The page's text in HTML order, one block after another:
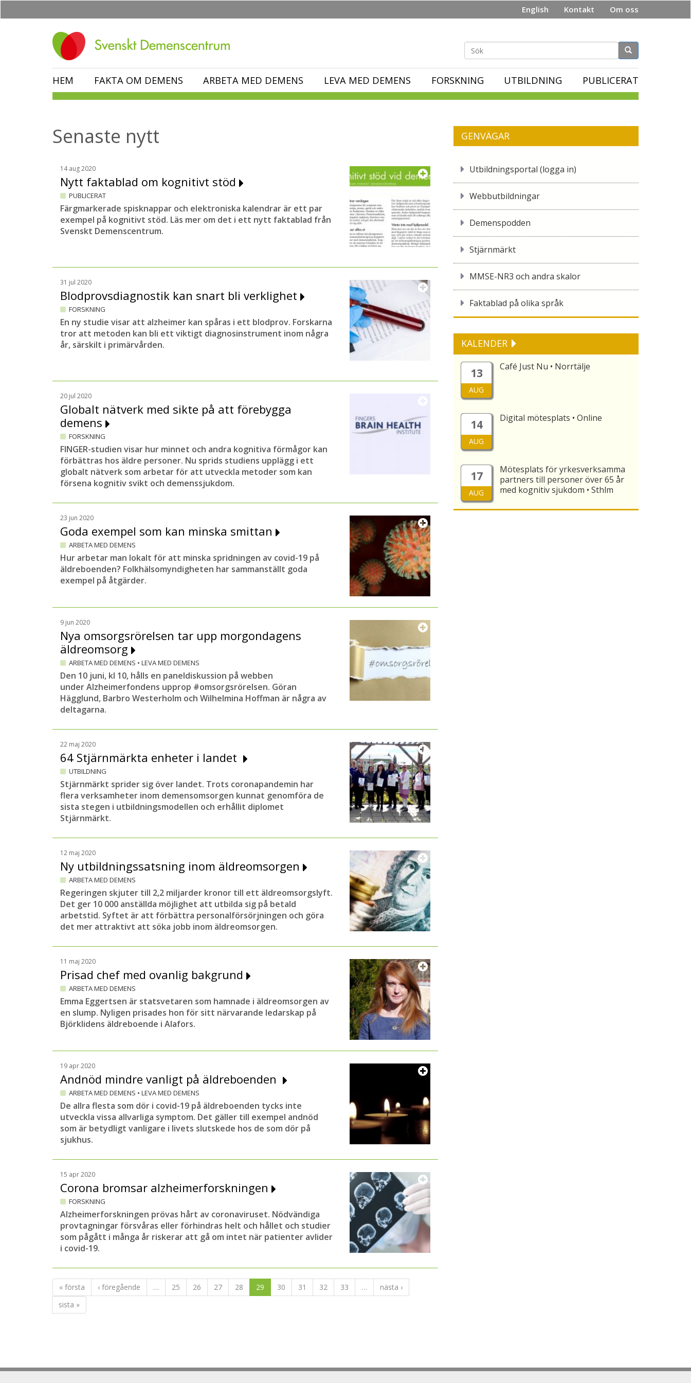
English Kontakt Om oss
Sökformulär
HEM FAKTA OM DEMENS ARBETA MED DEMENS LEVA MED DEMENS FORSKNING UTBILDNING PUBLICERAT
Senaste nytt
14 aug 2020
Nytt faktablad om kognitivt stöd
PUBLICERAT
Färgmarkerade spisknappar och elektroniska kalendrar är ett par
exempel på kognitivt stöd. Läs mer om det i ett nytt faktablad från
Svenskt Demenscentrum.
31 jul 2020
Blodprovsdiagnostik kan snart bli verklighet
FORSKNING
En ny studie visar att alzheimer kan spåras i ett blodprov. Forskarna
tror att metoden kan bli ett viktigt diagnosinstrument inom några
år, särskilt i primärvården.
20 jul 2020
Globalt nätverk med sikte på att förebygga
demens
FORSKNING
FINGER-studien visar hur minnet och andra kognitiva förmågor kan
förbättras hos äldre personer. Nu sprids studiens upplägg i ett
globalt nätverk som arbetar för att utveckla metoder som kan
försena kognitiv svikt och demenssjukdom.
23 jun 2020
Goda exempel som kan minska smittan
ARBETA MED DEMENS
Hur arbetar man lokalt för att minska spridningen av covid-19 på
äldreboenden? Folkhälsomyndigheten har sammanställt goda
exempel på åtgärder.
9 jun 2020
Nya omsorgsrörelsen tar upp morgondagens
äldreomsorg
ARBETA MED DEMENS • LEVA MED DEMENS
Den 10 juni, kl 10, hålls en paneldiskussion på webben
under Alzheimerfondens upprop #omsorgsrörelsen. Göran
Hägglund, Barbro Westerholm och Wilhelmina Hoffman är några av
deltagarna.
22 maj 2020
64 Stjärnmärkta enheter i landet
UTBILDNING
Stjärnmärkt sprider sig över landet. Trots coronapandemin har
flera verksamheter inom demensomsorgen kunnat genomföra de
sista stegen i utbildningsmodellen och erhållit diplomet
Stjärnmärkt.
12 maj 2020
Ny utbildningssatsning inom äldreomsorgen
ARBETA MED DEMENS
Regeringen skjuter till 2,2 miljarder kronor till ett äldreomsorgslyft.
Det ger 10 000 anställda möjlighet att utbilda sig på betald
arbetstid. Syftet är att förbättra personalförsörjningen och göra
det mer attraktivt att söka jobb inom äldreomsorgen.
11 maj 2020
Prisad chef med ovanlig bakgrund
ARBETA MED DEMENS
Emma Eggertsen är statsvetaren som hamnade i äldreomsorgen av
en slump. Nyligen prisades hon för sitt närvarande ledarskap på
Björklidens äldreboende i Alafors.
19 apr 2020
Andnöd mindre vanligt på äldreboenden
ARBETA MED DEMENS • LEVA MED DEMENS
De allra flesta som dör i covid-19 på äldreboenden tycks inte
utveckla vissa allvarliga symptom. Det gäller till exempel andnöd
som är betydligt vanligare i livets slutskede hos de som dör på
sjukhus.
15 apr 2020
Corona bromsar alzheimerforskningen
FORSKNING
Alzheimerforskningen prövas hårt av coronaviruset. Nödvändiga
provtagningar försvåras eller förhindras helt och hållet och studier
som pågått i många år riskerar att gå om intet när patienter avlider
i covid-19.
« första ‹ föregående … 25 26 27 28 29 30 31 32 33 …
nästa ›
sista »
GENVÄGAR
Utbildningsportal (logga in)
Webbutbildningar
Demenspodden
Stjärnmärkt
MMSE-NR3 och andra skalor
Faktablad på olika språk
KALENDER
13
AUG
Café Just Nu • Norrtälje
14
AUG
Digital mötesplats • Online
17
AUG
Mötesplats för yrkesverksamma
partners till personer över 65 år
med kognitiv sjukdom • Sthlm